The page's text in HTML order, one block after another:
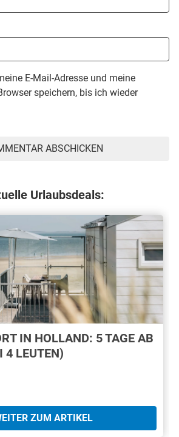
E-Mail-Adresse und meine
speichern, bis ich wieder
Urlaubsdeals:
IN HOLLAND: 5 TAGE AB
4 LEUTEN)
ZUM ARTIKEL